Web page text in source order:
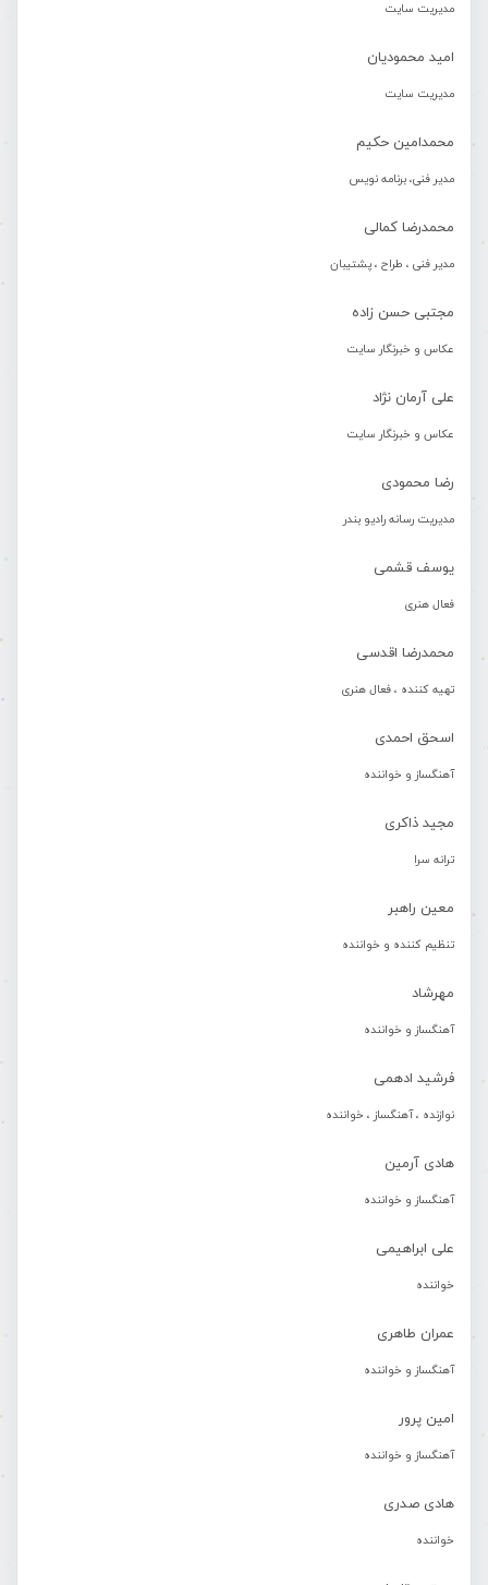
مدیریت سایت
امید محمودیان
مدیریت سایت
محمدامین حکیم
مدیر فنی، برنامه نویس
محمدرضا کمالی
مدیر فنی ، طراح ، پشتیبان
مجتبی حسن زاده
عکاس و خبرنگار سایت
علی آرمان نژاد
عکاس و خبرنگار سایت
رضا محمودی
مدیریت رسانه رادیو بندر
یوسف قشمی
فعال هنری
محمدرضا اقدسی
تهیه کننده ، فعال هنری
اسحق احمدی
آهنگساز و خواننده
مجید ذاکری
ترانه سرا
معین راهبر
تنظیم کننده و خواننده
مهرشاد
آهنگساز و خواننده
فرشید ادهمی
نوازنده ، آهنگساز ، خواننده
هادی آرمین
آهنگساز و خواننده
علی ابراهیمی
خواننده
عمران طاهری
آهنگساز و خواننده
امین پرور
آهنگساز و خواننده
هادی صدری
خواننده